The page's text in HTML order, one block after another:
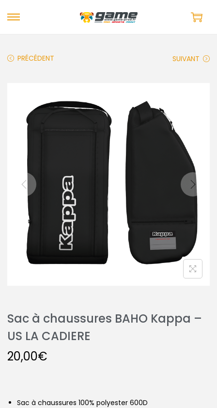
PRÉCÉDENT SUIVANT
Sac à chaussures BAHO Kappa –
US LA CADIERE
20,00€
Sac à chaussures 100% polyester 600D